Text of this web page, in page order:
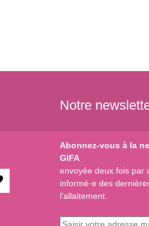
Notre
Abonnez-vous à la
GIFA
envoyée deux fois par
informé·e des
l’allaitement.